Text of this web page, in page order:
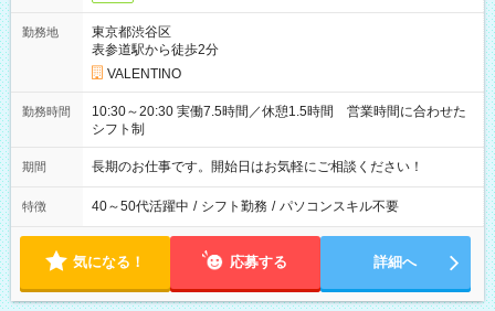
勤務地
東京都渋谷区
表参道駅から徒歩2分
VALENTINO
勤務時間
10:30～20:30 実働7.5時間／休憩1.5時間 営業時間に合わせた
シフト制
期間 長期のお仕事です。開始日はお気軽にご相談ください！
特徴 40～50代活躍中 / シフト勤務 / パソコンスキル不要
気になる！ 応募する 詳細へ